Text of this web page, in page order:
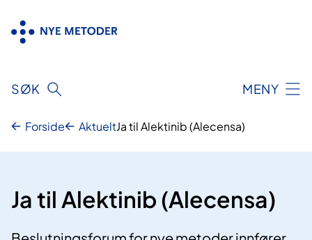
innhold
SØK MENY
Forside AktueltJa til Alektinib (Alecensa)
Ja til Alektinib (Alecensa)